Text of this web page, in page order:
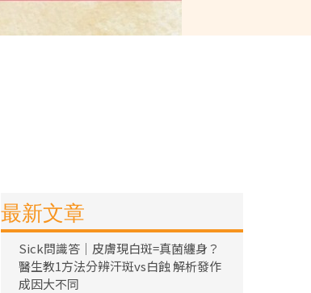
最新文章
Sick問識答｜皮膚現白斑=真菌纏身？
醫生教1方法分辨汗斑vs白蝕 解析發作
成因大不同